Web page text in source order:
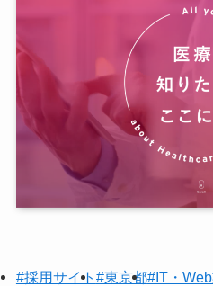
#採用サイト #東京都#IT・